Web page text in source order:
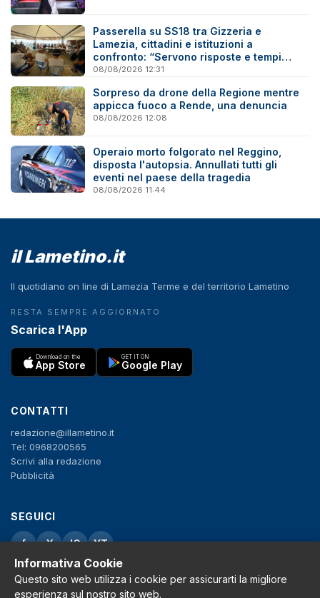
Passerella su SS18 tra Gizzeria e
Lamezia, cittadini e istituzioni a
confronto: “Servono risposte e tempi
certi”
08/08/2026 12:31
Sorpreso da drone della Regione mentre
appicca fuoco a Rende, una denuncia
08/08/2026 12:08
Operaio morto folgorato nel Reggino,
disposta l'autopsia. Annullati tutti gli
eventi nel paese della tragedia
08/08/2026 11:44
il Lametino.it
Il quotidiano on line di Lamezia Terme e del territorio Lametino
RESTA SEMPRE AGGIORNATO
Scarica l'App
Download on the
App Store
GET IT ON
Google Play
CONTATTI
redazione@illametino.it
Tel: 0968200565
Scrivi alla redazione
Pubblicità
SEGUICI
f X IG YT
Privacy Policy
Cookie Policy
Informativa Cookie
Questo sito web utilizza i cookie per assicurarti la migliore
esperienza sul nostro sito web.